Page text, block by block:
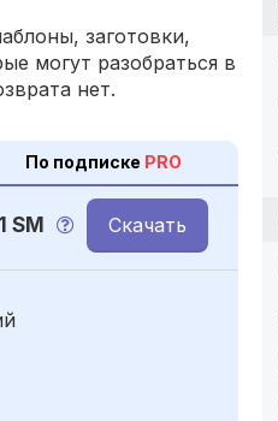
заготовки,
могут разобраться в
нет.
По подписке PRO
1 SM Скачать